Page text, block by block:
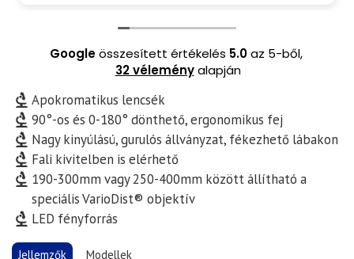
pedig valóban kihozták a maximumot. Csak
Googleösszesített értékelés 5.0az 5-ből,
32 véleményalapján
Apokromatikus lencsék
90°-os és 0-180° dönthető, ergonomikus fej
Nagy kinyúlású, gurulós állványzat, fékezhető lábakon
Fali kivitelben is elérhető
190-300mm vagy 250-400mm között állítható a
speciális VarioDist® objektív
LED fényforrás
Jellemzők Modellek